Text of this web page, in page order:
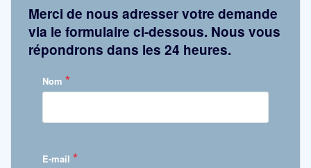
Merci de nous adresser votre demande
via le formulaire ci-dessous. Nous vous
répondrons dans les 24 heures.
Nom *
E-mail *